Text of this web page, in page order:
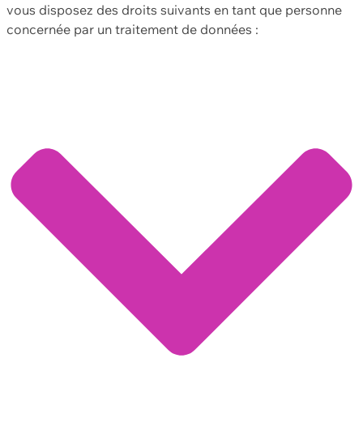
vous disposez des droits suivants en tant que personne
concernée par un traitement de données :